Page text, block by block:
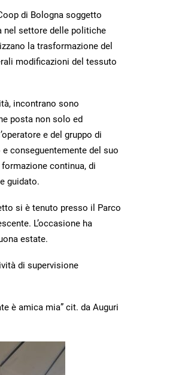
di Bologna soggetto
nel settore delle politiche
la trasformazione del
modificazioni del tessuto
incontrano sono
posta non solo ed
e del gruppo di
conseguentemente del suo
continua, di
guidato.
si è tenuto presso il Parco
L’occasione ha
estate.
di supervisione
è amica mia” cit. da Auguri